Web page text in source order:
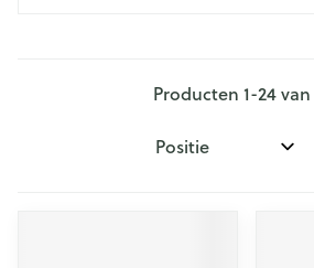
Producten 1-24van
Sorteer op: